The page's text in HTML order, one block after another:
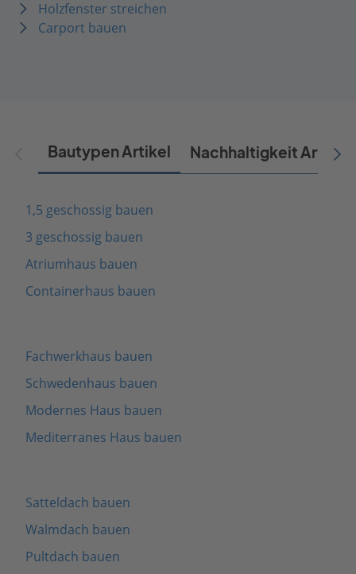
Holzfenster streichen
Carport bauen
Bautypen Artikel Nachhaltigkeit Artikel
1,5 geschossig bauen
3 geschossig bauen
Atriumhaus bauen
Containerhaus bauen
Fachwerkhaus bauen
Schwedenhaus bauen
Modernes Haus bauen
Mediterranes Haus bauen
Satteldach bauen
Walmdach bauen
Pultdach bauen